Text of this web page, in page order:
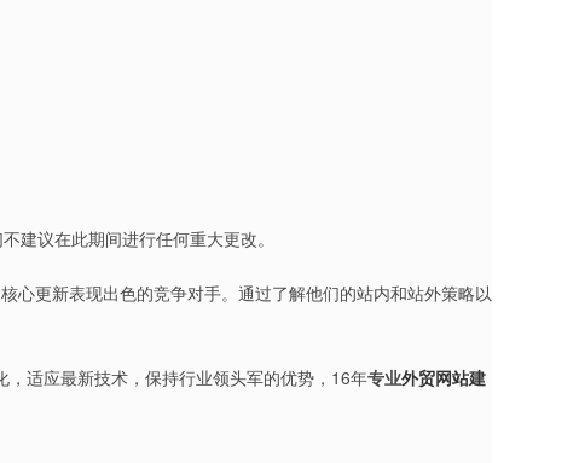
建议在此期间进行任何重大更改。
心更新表现出色的竞争对手。通过了解他们的站内和站外策略以
适应最新技术，保持行业领头军的优势，16年专业外贸网站建